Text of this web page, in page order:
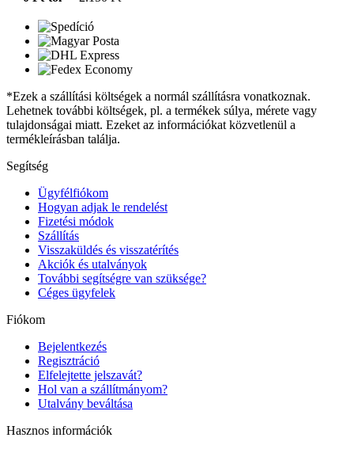
*Ezek a szállítási költségek a normál szállításra vonatkoznak.
Lehetnek további költségek, pl. a termékek súlya, mérete vagy
tulajdonságai miatt. Ezeket az információkat közvetlenül a
termékleírásban találja.
Segítség
Ügyfélfiókom
Hogyan adjak le rendelést
Fizetési módok
Szállítás
Visszaküldés és visszatérítés
Akciók és utalványok
További segítségre van szüksége?
Céges ügyfelek
Fiókom
Bejelentkezés
Regisztráció
Elfelejtette jelszavát?
Hol van a szállítmányom?
Utalvány beváltása
Hasznos információk